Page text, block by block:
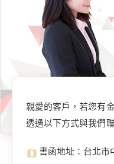
親愛的客戶，若您有
透過以下方式與我們
書函地址：台北市